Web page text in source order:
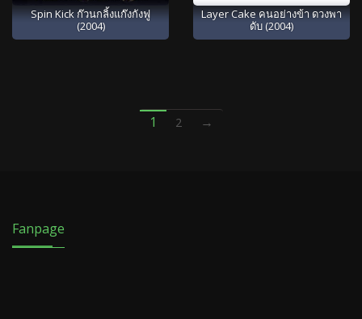
Spin Kick ก๊วนกลิ้งแก๊งกังฟู
(2004)
Layer Cake คนอย่างข้า ดวงพา
ดับ (2004)
1 2 →
Fanpage